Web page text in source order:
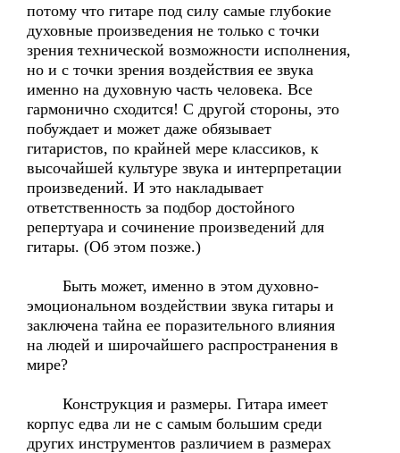
потому что гитаре под силу самые глубокие
духовные произведения не только с точки
зрения технической возможности исполнения,
но и с точки зрения воздействия ее звука
именно на духовную часть человека. Все
гармонично сходится! С другой стороны, это
побуждает и может даже обязывает
гитаристов, по крайней мере классиков, к
высочайшей культуре звука и интерпретации
произведений. И это накладывает
ответственность за подбор достойного
репертуара и сочинение произведений для
гитары. (Об этом позже.)
Быть может, именно в этом духовно-
эмоциональном воздействии звука гитары и
заключена тайна ее поразительного влияния
на людей и широчайшего распространения в
мире?
Конструкция и размеры. Гитара имеет
корпус едва ли не с самым большим среди
других инструментов различием в размерах